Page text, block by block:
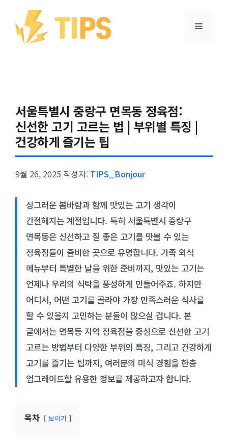
건너뛰기
메뉴
서울특별시 중랑구 면목동 정육점:
신선한 고기 고르는 법 | 부위별 특징 |
건강하게 즐기는 팁
9월 26, 2025 작성자: TIPS_Bonjour
싱그러운 봄바람과 함께 맛있는 고기 생각이
간절해지는 계절입니다. 특히 서울특별시 중랑구
면목동은 신선하고 질 좋은 고기를 맛볼 수 있는
정육점들이 즐비한 곳으로 유명합니다. 가족 외식
메뉴부터 특별한 날을 위한 준비까지, 맛있는 고기는
언제나 우리의 식탁을 풍성하게 만들어주죠. 하지만
어디서, 어떤 고기를 골라야 가장 만족스러운 식사를
할 수 있을지 고민하는 분들이 많으실 겁니다. 본
글에서는 면목동 지역 정육점을 중심으로 신선한 고기
고르는 방법부터 다양한 부위의 특징, 그리고 건강하게
고기를 즐기는 팁까지, 여러분의 미식 경험을 한층
업그레이드할 유용한 정보를 제공하고자 합니다.
목차 보이기